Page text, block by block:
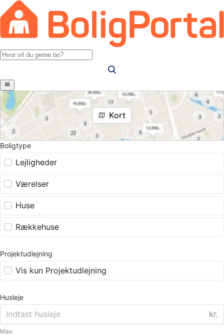
Kort
Boligtype
Lejligheder
Værelser
Huse
Rækkehuse
Projektudlejning
Vis kun Projektudlejning
Husleje
kr.
Max.